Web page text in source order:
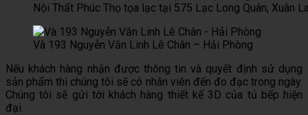
Nội Thất Phúc Thọ tọa lạc tại 575 Lạc Long Quân, Xuân
Và 193 Nguyễn Văn Linh Lê Chân – Hải Phòng
Nếu khách hàng nhận được thông tin và quyết định sử dụng
sản phẩm thì chúng tôi sẽ có nhân viên đến đo đạc trong ngày.
Chúng tôi sẽ gửi tới khách hàng thiết kế 3D của tủ bếp hiện
đại.